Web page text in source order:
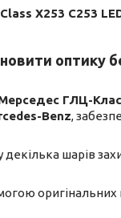
X253 C253
оптику
ГЛЦ-
Benz,
шарів